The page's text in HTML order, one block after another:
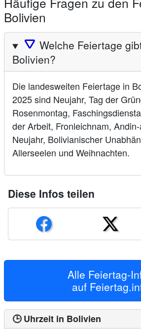
Bolivien
🛆 Welche Feiertage
Bolivien?
Die landesweiten Feiertage in
2025 sind Neujahr, Tag der
Rosenmontag,
der Arbeit, Fronleichnam,
Neujahr, Bolivianischer
Allerseelen und Weihnachten.
Diese Infos teilen
Alle Feiertag-
auf
🕒 Uhrzeit in Bolivien